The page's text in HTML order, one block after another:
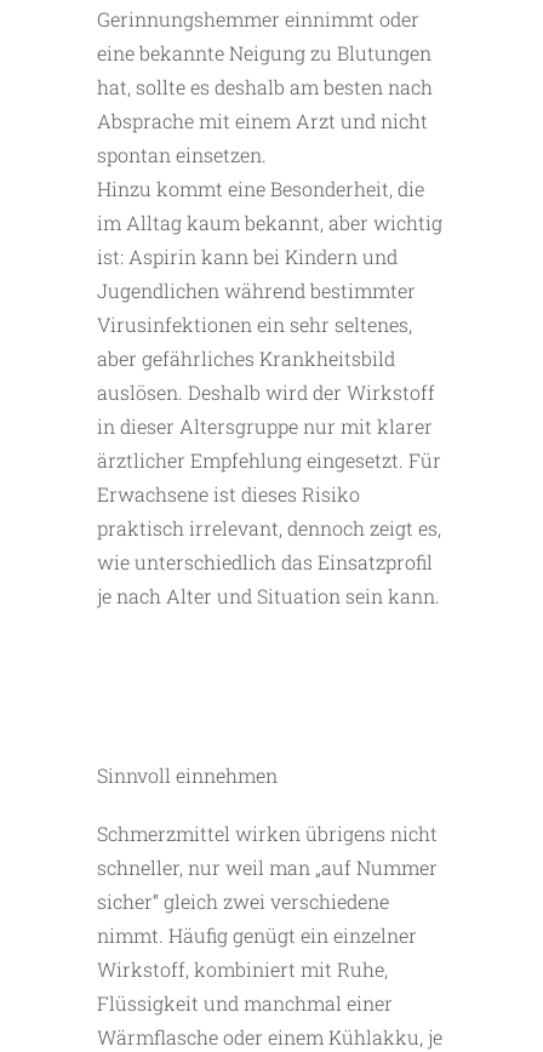
Gerinnungshemmer einnimmt oder
eine bekannte Neigung zu Blutungen
hat, sollte es deshalb am besten nach
Absprache mit einem Arzt und nicht
spontan einsetzen.
Hinzu kommt eine Besonderheit, die
im Alltag kaum bekannt, aber wichtig
ist: Aspirin kann bei Kindern und
Jugendlichen während bestimmter
Virusinfektionen ein sehr seltenes,
aber gefährliches Krankheitsbild
auslösen. Deshalb wird der Wirk­stoff
in dieser Altersgruppe nur mit klarer
ärztlicher Empfeh­lung eingesetzt. Für
Erwachsene ist dieses Risiko
praktisch irre­levant, dennoch zeigt es,
wie unterschiedlich das Einsatzprofil
je nach Alter und Situation sein kann.
Sinnvoll einnehmen
Schmerzmittel wirken übrigens nicht
schneller, nur weil man „auf Nummer
sicher“ gleich zwei verschiedene
nimmt. Häufig genügt ein einzelner
Wirkstoff, kombiniert mit Ruhe,
Flüssigkeit und manchmal einer
Wärmflasche oder einem Kühlakku, je